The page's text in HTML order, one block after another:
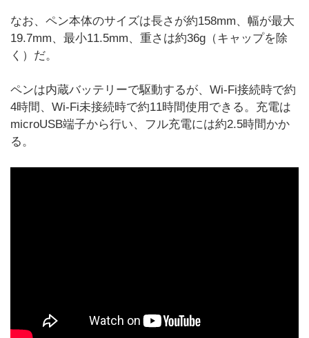
なお、ペン本体のサイズは長さが約158mm、幅が最大
19.7mm、最小11.5mm、重さは約36g（キャップを除
く）だ。
ペンは内蔵バッテリーで駆動するが、Wi-Fi接続時で約
4時間、Wi-Fi未接続時で約11時間使用できる。充電は
microUSB端子から行い、フル充電には約2.5時間かか
る。